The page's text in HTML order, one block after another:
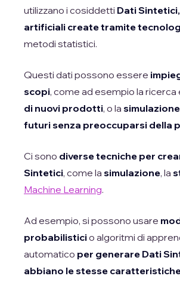
utilizzano i cosiddetti Dati
artificiali create tramite
metodi statistici.
Questi dati possono essere
scopi, come ad esempio la ricerca
di nuovi prodotti, o la
futuri senza preoccuparsi della
Ci sono diverse tecniche per
Sintetici, come la simulazione, la
Machine Learning.
Ad esempio, si possono usare
probabilisticio algoritmi di
automatico per generare Dati
abbiano le stesse